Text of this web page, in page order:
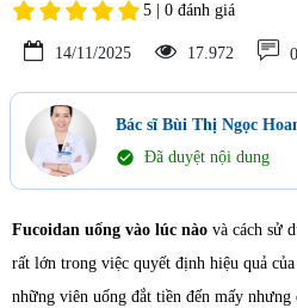
5 | 0 đánh giá
14/11/2025 17.972 0
Bác sĩ Bùi Thị Ngọc
check_circle Đã duyệt nội dung
Fucoidan uống vào lúc nào và cách sử
rất lớn trong việc quyết định hiệu quả
những viên uống đắt tiền đến mấy nhưng